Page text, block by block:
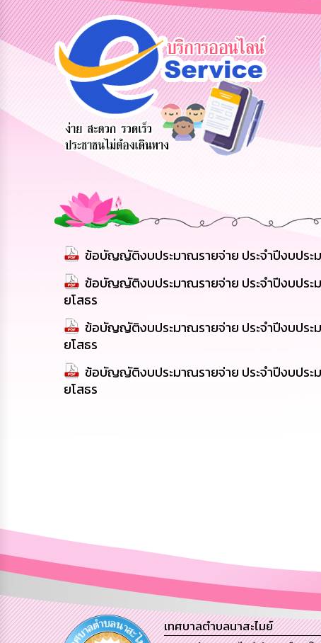
ข้อมูลการ
สายด่วนผู้
บริหาร
รับฟังความ
คิดเห็น
ประชาชน
ข้อบัญญัติงบประมาณรายจ่าย ประจำปีงบประ
ข้อบัญญัติงบประมาณรายจ่าย ประจำปีงบประ
ยโสธร
ข้อบัญญัติงบประมาณรายจ่าย ประจำปีงบประ
ยโสธร
ข้อบัญญัติงบประมาณรายจ่าย ประจำปีงบประ
ยโสธร
เทศบาลตำบลนาสะไมย์